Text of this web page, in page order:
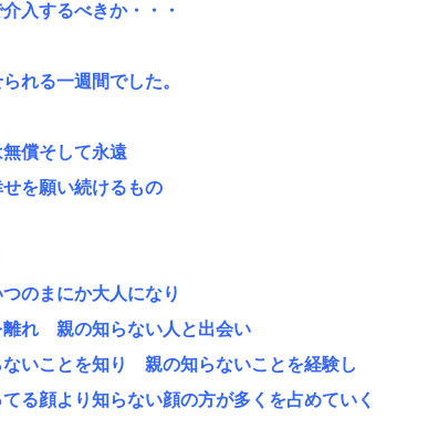
入するべきか・・・
れる一週間でした。
償そして永遠
を願い続けるもの
のまにか大人になり
離れ 親の知らない人と出会い
ないことを知り 親の知らないことを経験し
る顔より知らない顔の方が多くを占めていく